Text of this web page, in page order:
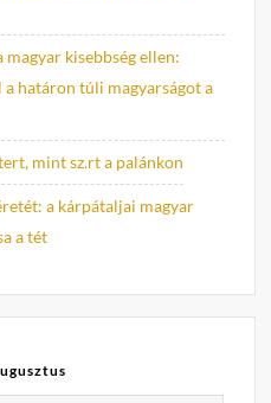
kisebbség ellen:
határon túli magyarságot a
mint sz.rt a palánkon
a kárpátaljai magyar
a tét